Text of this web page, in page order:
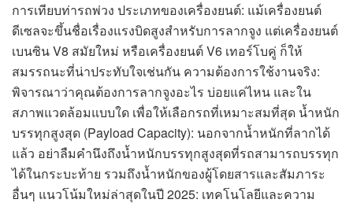
การเทียบท่ารถพ่วง ประเภทของเครื่องยนต์: แม้เครื่องยนต์
ดีเซลจะขึ้นชื่อเรื่องแรงบิดสูงสำหรับการลากจูง แต่เครื่องยนต์
เบนซิน V8 สมัยใหม่ หรือเครื่องยนต์ V6 เทอร์โบคู่ ก็ให้
สมรรถนะที่น่าประทับใจเช่นกัน ความต้องการใช้งานจริง:
พิจารณาว่าคุณต้องการลากจูงอะไร บ่อยแค่ไหน และใน
สภาพแวดล้อมแบบใด เพื่อให้เลือกรถที่เหมาะสมที่สุด น้ำหนัก
บรรทุกสูงสุด (Payload Capacity): นอกจากน้ำหนักที่ลากได้
แล้ว อย่าลืมคำนึงถึงน้ำหนักบรรทุกสูงสุดที่รถสามารถบรรทุก
ได้ในกระบะท้าย รวมถึงน้ำหนักของผู้โดยสารและสัมภาระ
อื่นๆ แนวโน้มใหม่ล่าสุดในปี 2025: เทคโนโลยีและความ